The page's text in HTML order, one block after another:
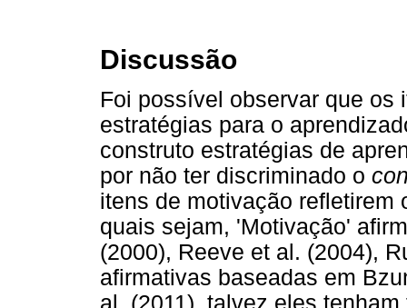
Discussão
Foi possível observar que os
estratégias para o
construto estratégias de
por não ter discriminado o
itens de motivação refletirem
quais sejam, 'Motivação'
(2000), Reeve et al. (2004),
afirmativas baseadas em
al. (2011), talvez eles